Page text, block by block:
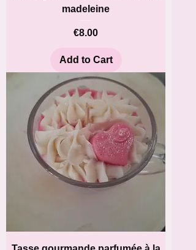
madeleine
Price
€8.00
Add to Cart